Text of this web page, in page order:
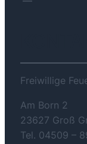
Freiwillige
Am Born 2
23627 Groß
Tel. 04509 –